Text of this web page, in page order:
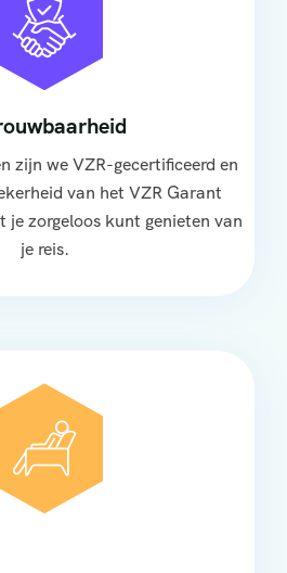
zijn we VZR-gecertificeerd en
van het VZR Garant
je zorgeloos kunt genieten van
je reis.